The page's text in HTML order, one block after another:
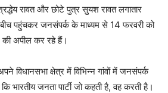
रावत और छोटे पुत्र सुयश रावत लगातार
बीच पहुंचकर जनसंपर्क के माध्यम से 14 फरवरी को
की अपील कर रहे हैं।
विधानसभा क्षेत्र में विभिन्न गांवों में जनसंपर्क
भारतीय जनता पार्टी जो कहती है, वह करती है।